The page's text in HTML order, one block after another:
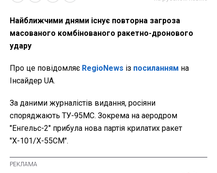
Найближчими днями існує повторна загроза
масованого комбінованого ракетно-дронового
удару
Про це повідомляє RegioNews із посиланням на
Інсайдер UA.
За даними журналістів видання, росіяни
споряджають ТУ-95МС. Зокрема на аеродром
"Енгельс-2" прибула нова партія крилатих ракет
"Х-101/Х-55CM".